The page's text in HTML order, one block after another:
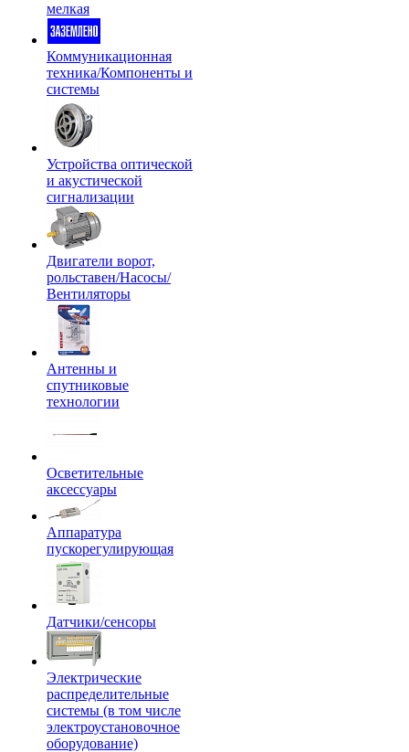
мелкая
Коммуникационная
техника/Компоненты и
системы
Устройства оптической
и акустической
сигнализации
Двигатели ворот,
рольставен/Насосы/
Вентиляторы
Антенны и
спутниковые
технологии
Осветительные
аксессуары
Аппаратура
пускорегулирующая
Датчики/сенсоры
Электрические
распределительные
системы (в том числе
электроустановочное
оборудование)